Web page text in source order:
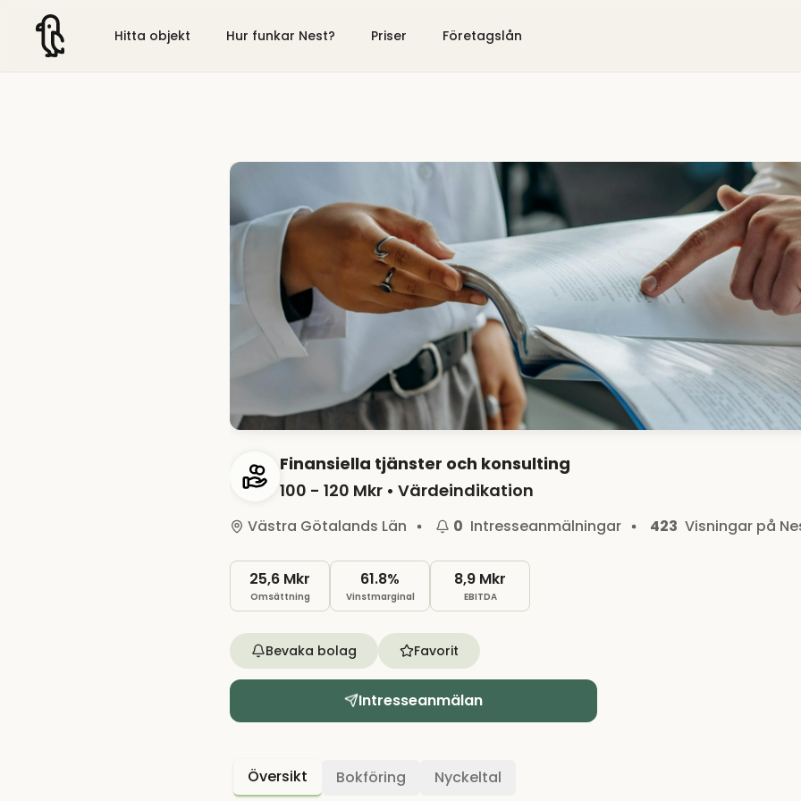
Hitta objekt Hur funkar Nest? Priser Företagslån
Finansiella tjänster och konsulting
100 - 120 Mkr • Värdeindikation
Västra Götalands Län 0 Intresseanmälningar 423 Visningar på
25,6 Mkr
Omsättning
61.8%
Vinstmarginal
8,9 Mkr
EBITDA
Bevaka bolag Favorit
Intresseanmälan
Översikt Bokföring Nyckeltal